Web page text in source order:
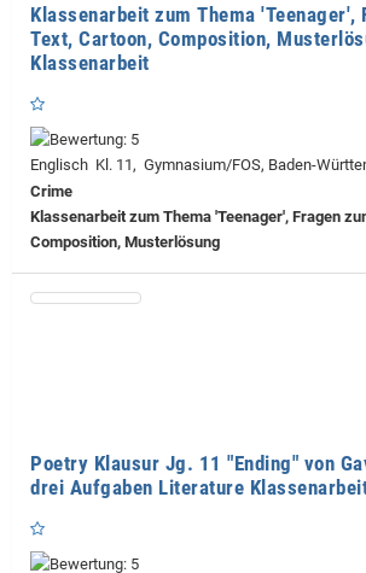
Klassenarbeit zum Thema 'Teenager',
Text, Cartoon, Composition,
Klassenarbeit
Englisch Kl. 11, Gymnasium/FOS, Baden-
Crime
Klassenarbeit zum Thema 'Teenager', Fragen
Composition, Musterlösung
Poetry Klausur Jg. 11 "Ending" von
drei Aufgaben Literature